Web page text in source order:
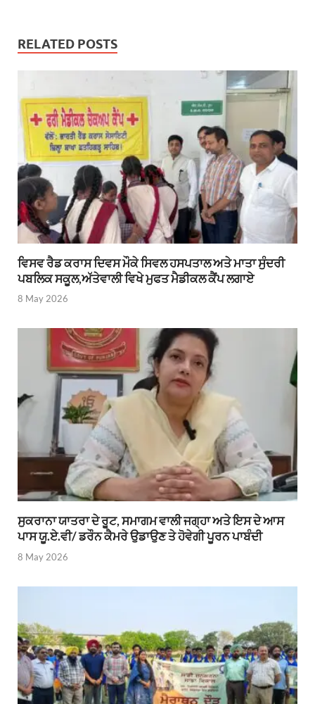
RELATED POSTS
ਵਿਸਵ ਰੈਡ ਕਰਾਸ ਦਿਵਸ ਮੌਕੇ ਸਿਵਲ ਹਸਪਤਾਲ ਅਤੇ ਮਾਤਾ ਸੁੰਦਰੀ
ਪਬਲਿਕ ਸਕੂਲ,ਅੱਤੇਵਾਲੀ ਵਿਖੇ ਮੁਫਤ ਮੈਡੀਕਲ ਕੈਂਪ ਲਗਾਏ
8 May 2026
ਸੁਕਰਾਨਾ ਯਾਤਰਾ ਦੇ ਰੂਟ, ਸਮਾਗਮ ਵਾਲੀ ਜਗ੍ਹਾ ਅਤੇ ਇਸ ਦੇ ਆਸ
ਪਾਸ ਯੂ.ਏ.ਵੀ/ ਡਰੌਨ ਕੈਮਰੇ ਉਡਾਉਣ ਤੇ ਹੋਵੇਗੀ ਪੂਰਨ ਪਾਬੰਦੀ
8 May 2026